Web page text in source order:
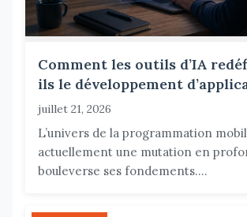
Comment les outils d’IA
ils le développement
juillet 21, 2026
L’univers de la programmation
actuellement une mutation en
bouleverse ses fondements....